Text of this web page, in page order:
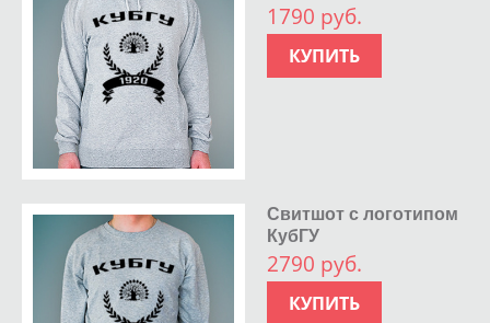
1790 руб.
КУПИТЬ
Свитшот с логотипом
КубГУ
2790 руб.
КУПИТЬ